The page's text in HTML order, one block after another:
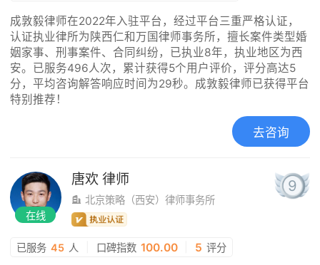
成敦毅律师在2022年入驻平台，经过平台三重严格认证，
认证执业律所为陕西仁和万国律师事务所，擅长案件类型婚
姻家事、刑事案件、合同纠纷，已执业8年，执业地区为西
安。已服务496人次，累计获得5个用户评价，评分高达5
分，平均咨询解答响应时间为29秒。成敦毅律师已获得平台
特别推荐！
去咨询
在线
唐欢 律师
北京策略（西安）律师事务所
9
已服务 45 人 口碑指数 100.00 5 评分